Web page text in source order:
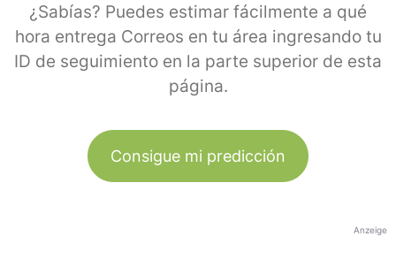
¿Sabías? Puedes estimar fácilmente a qué
hora entrega Correos en tu área ingresando tu
ID de seguimiento en la parte superior de esta
página.
Consigue mi predicción
Anzeige